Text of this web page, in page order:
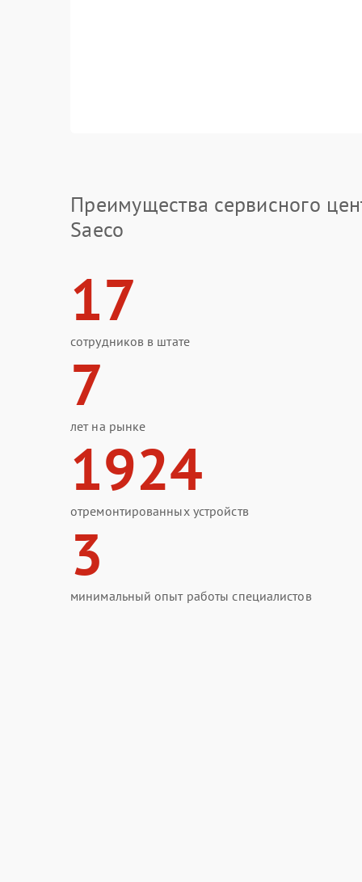
Преимущества сервисного
Saeco
17
сотрудников в штате
7
лет на рынке
1924
отремонтированных устройств
3
минимальный опыт работы специалистов